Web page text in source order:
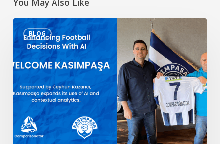
BLOG
Aprimorando
as
decisões
sobre
futebol
com
Welcome
Kasımpaşa